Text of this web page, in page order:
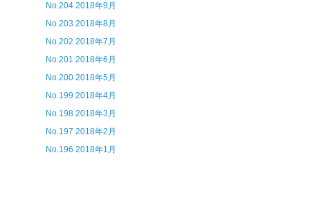
No.204 2018年9月
No.203 2018年8月
No.202 2018年7月
No.201 2018年6月
No.200 2018年5月
No.199 2018年4月
No.198 2018年3月
No.197 2018年2月
No.196 2018年1月